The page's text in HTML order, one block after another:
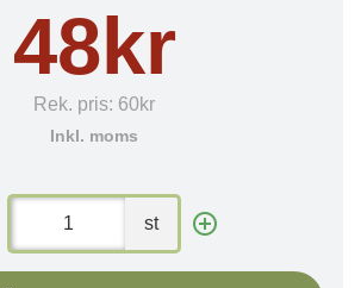
48kr
Rek. pris: 60kr
Inkl. moms
st